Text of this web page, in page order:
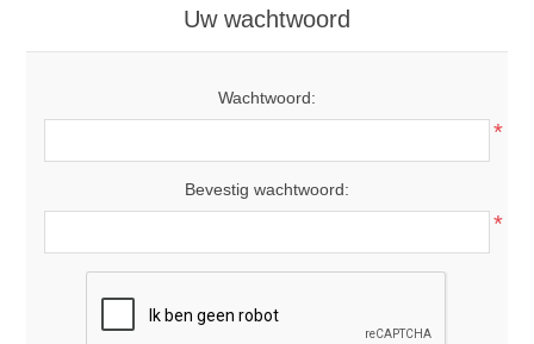
Uw wachtwoord
Wachtwoord:
*
Bevestig wachtwoord:
*